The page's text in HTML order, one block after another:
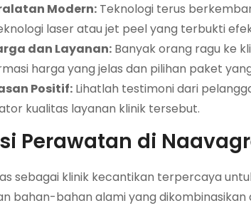
Modern: Teknologi terus
laser atau jet peel yang terbukti
dan Layanan: Banyak orang ragu ke
harga yang jelas dan pilihan paket
Positif: Lihatlah testimoni dari
kualitas layanan klinik tersebut.
Perawatan di
sebagai klinik kecantikan terpercaya
bahan-bahan alami yang